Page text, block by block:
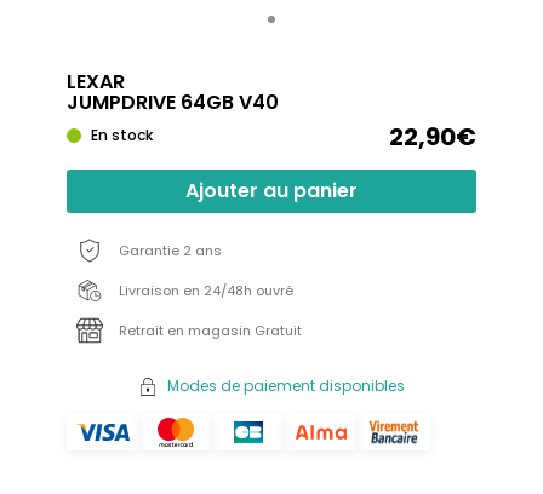
LEXAR
JUMPDRIVE 64GB V40
En stock 22,90€
Ajouter au panier
Garantie 2 ans
Livraison en 24/48h ouvré
Retrait en magasin Gratuit
Modes de paiement disponibles